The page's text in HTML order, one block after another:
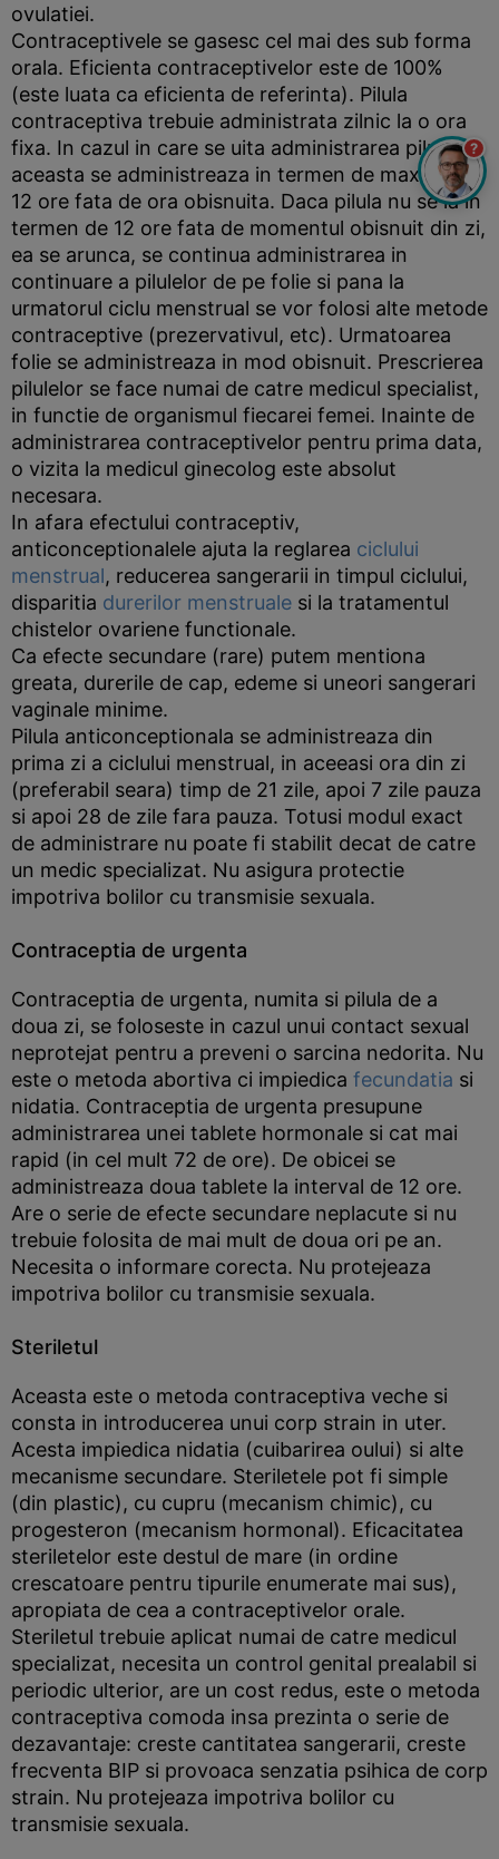
ovulatiei.
Contraceptivele se gasesc cel mai des sub forma
orala. Eficienta contraceptivelor este de 100%
(este luata ca eficienta de referinta). Pilula
contraceptiva trebuie administrata zilnic la o ora
fixa. In cazul in care se uita administrarea pilulei,
aceasta se administreaza in termen de maximum
12 ore fata de ora obisnuita. Daca pilula nu se ia in
termen de 12 ore fata de momentul obisnuit din zi,
ea se arunca, se continua administrarea in
continuare a pilulelor de pe folie si pana la
urmatorul ciclu menstrual se vor folosi alte metode
contraceptive (prezervativul, etc). Urmatoarea
folie se administreaza in mod obisnuit. Prescrierea
pilulelor se face numai de catre medicul specialist,
in functie de organismul fiecarei femei. Inainte de
administrarea contraceptivelor pentru prima data,
o vizita la medicul ginecolog este absolut
necesara.
In afara efectului contraceptiv,
anticonceptionalele ajuta la reglarea ciclului
menstrual, reducerea sangerarii in timpul ciclului,
disparitia durerilor menstruale si la tratamentul
chistelor ovariene functionale.
Ca efecte secundare (rare) putem mentiona
greata, durerile de cap, edeme si uneori sangerari
vaginale minime.
Pilula anticonceptionala se administreaza din
prima zi a ciclului menstrual, in aceeasi ora din zi
(preferabil seara) timp de 21 zile, apoi 7 zile pauza
si apoi 28 de zile fara pauza. Totusi modul exact
de administrare nu poate fi stabilit decat de catre
un medic specializat. Nu asigura protectie
impotriva bolilor cu transmisie sexuala.
Contraceptia de urgenta
Contraceptia de urgenta, numita si pilula de a
doua zi, se foloseste in cazul unui contact sexual
neprotejat pentru a preveni o sarcina nedorita. Nu
este o metoda abortiva ci impiedica fecundatia si
nidatia. Contraceptia de urgenta presupune
administrarea unei tablete hormonale si cat mai
rapid (in cel mult 72 de ore). De obicei se
administreaza doua tablete la interval de 12 ore.
Are o serie de efecte secundare neplacute si nu
trebuie folosita de mai mult de doua ori pe an.
Necesita o informare corecta. Nu protejeaza
impotriva bolilor cu transmisie sexuala.
Steriletul
Aceasta este o metoda contraceptiva veche si
consta in introducerea unui corp strain in uter.
Acesta impiedica nidatia (cuibarirea oului) si alte
mecanisme secundare. Steriletele pot fi simple
(din plastic), cu cupru (mecanism chimic), cu
progesteron (mecanism hormonal). Eficacitatea
steriletelor este destul de mare (in ordine
crescatoare pentru tipurile enumerate mai sus),
apropiata de cea a contraceptivelor orale.
Steriletul trebuie aplicat numai de catre medicul
specializat, necesita un control genital prealabil si
periodic ulterior, are un cost redus, este o metoda
contraceptiva comoda insa prezinta o serie de
dezavantaje: creste cantitatea sangerarii, creste
frecventa BIP si provoaca senzatia psihica de corp
strain. Nu protejeaza impotriva bolilor cu
transmisie sexuala.
?